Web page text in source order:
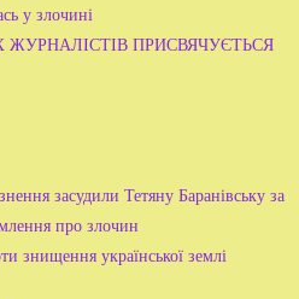
у злочині
ПРИСВЯЧУЄТЬСЯ
засудили Тетяну Баранівську за
про злочин
української землі